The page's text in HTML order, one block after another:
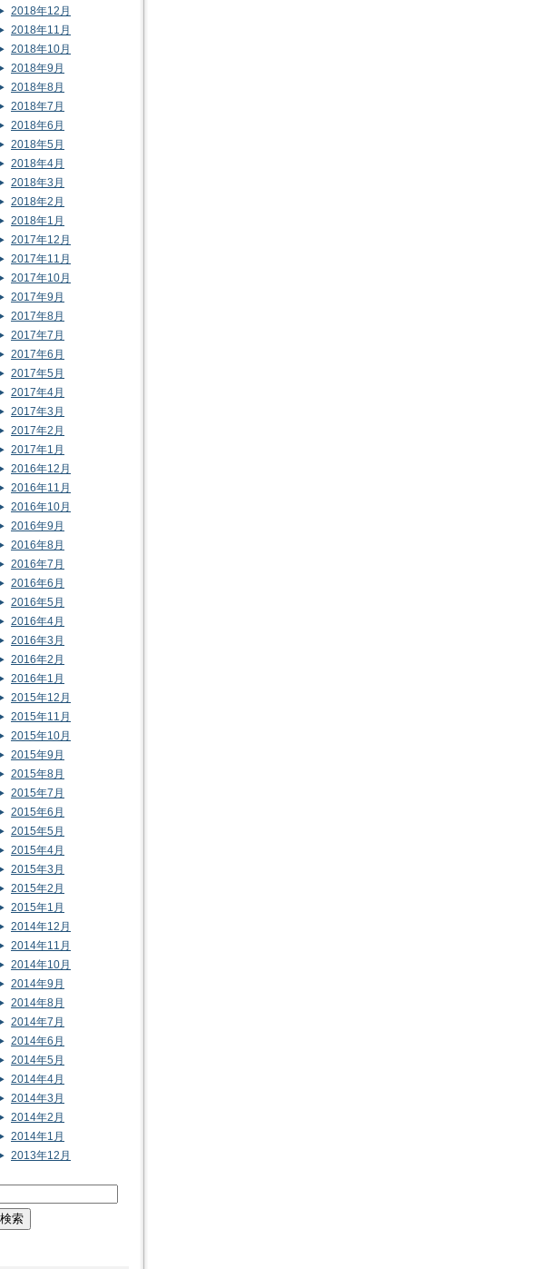
2018年12月
2018年11月
2018年10月
2018年9月
2018年8月
2018年7月
2018年6月
2018年5月
2018年4月
2018年3月
2018年2月
2018年1月
2017年12月
2017年11月
2017年10月
2017年9月
2017年8月
2017年7月
2017年6月
2017年5月
2017年4月
2017年3月
2017年2月
2017年1月
2016年12月
2016年11月
2016年10月
2016年9月
2016年8月
2016年7月
2016年6月
2016年5月
2016年4月
2016年3月
2016年2月
2016年1月
2015年12月
2015年11月
2015年10月
2015年9月
2015年8月
2015年7月
2015年6月
2015年5月
2015年4月
2015年3月
2015年2月
2015年1月
2014年12月
2014年11月
2014年10月
2014年9月
2014年8月
2014年7月
2014年6月
2014年5月
2014年4月
2014年3月
2014年2月
2014年1月
2013年12月